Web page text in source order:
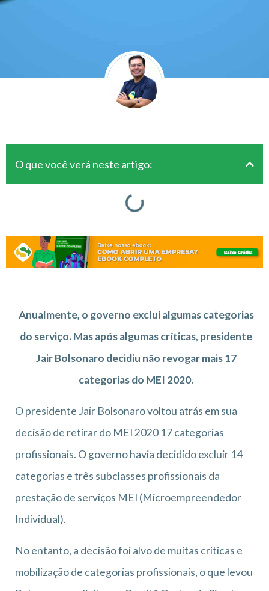
O que você verá neste artigo:
Anualmente, o governo exclui algumas categorias
do serviço. Mas após algumas críticas, presidente
Jair Bolsonaro decidiu não revogar mais 17
categorias do MEI 2020.
O presidente Jair Bolsonaro voltou atrás em sua
decisão de retirar do MEI 2020 17 categorias
profissionais. O governo havia decidido excluir 14
categorias e três subclasses profissionais da
prestação de serviços MEI (Microempreendedor
Individual).
No entanto, a decisão foi alvo de muitas críticas e
mobilização de categorias profissionais, o que levou